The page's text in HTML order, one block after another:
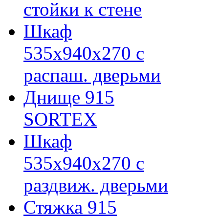
стойки к стене
Шкаф
535х940х270 с
распаш. дверьми
Днище 915
SORTEX
Шкаф
535х940х270 с
раздвиж. дверьми
Стяжка 915